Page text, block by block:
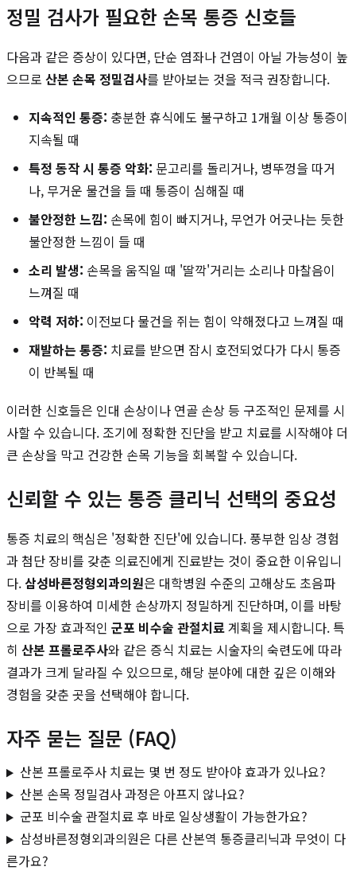
정밀 검사가 필요한 손목 통증 신호들
다음과 같은 증상이 있다면, 단순 염좌나 건염이 아닐 가능성이 높
으므로 산본 손목 정밀검사를 받아보는 것을 적극 권장합니다.
지속적인 통증: 충분한 휴식에도 불구하고 1개월 이상 통증이
지속될 때
특정 동작 시 통증 악화: 문고리를 돌리거나, 병뚜껑을 따거
나, 무거운 물건을 들 때 통증이 심해질 때
불안정한 느낌: 손목에 힘이 빠지거나, 무언가 어긋나는 듯한
불안정한 느낌이 들 때
소리 발생: 손목을 움직일 때 '딸깍'거리는 소리나 마찰음이
느껴질 때
악력 저하: 이전보다 물건을 쥐는 힘이 약해졌다고 느껴질 때
재발하는 통증: 치료를 받으면 잠시 호전되었다가 다시 통증
이 반복될 때
이러한 신호들은 인대 손상이나 연골 손상 등 구조적인 문제를 시
사할 수 있습니다. 조기에 정확한 진단을 받고 치료를 시작해야 더
큰 손상을 막고 건강한 손목 기능을 회복할 수 있습니다.
신뢰할 수 있는 통증 클리닉 선택의 중요성
통증 치료의 핵심은 '정확한 진단'에 있습니다. 풍부한 임상 경험
과 첨단 장비를 갖춘 의료진에게 진료받는 것이 중요한 이유입니
다. 삼성바른정형외과의원은 대학병원 수준의 고해상도 초음파
장비를 이용하여 미세한 손상까지 정밀하게 진단하며, 이를 바탕
으로 가장 효과적인 군포 비수술 관절치료계획을 제시합니다. 특
히 산본 프롤로주사와 같은 증식 치료는 시술자의 숙련도에 따라
결과가 크게 달라질 수 있으므로, 해당 분야에 대한 깊은 이해와
경험을 갖춘 곳을 선택해야 합니다.
자주 묻는 질문 (FAQ)
산본 프롤로주사 치료는 몇 번 정도 받아야 효과가 있나요?
산본 손목 정밀검사 과정은 아프지 않나요?
군포 비수술 관절치료 후 바로 일상생활이 가능한가요?
삼성바른정형외과의원은 다른 산본역 통증클리닉과 무엇이 다
른가요?